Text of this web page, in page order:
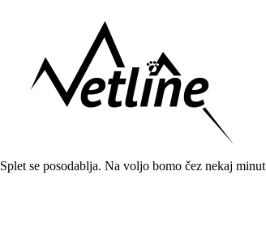
Splet se posodablja. Na voljo bomo čez nekaj minut